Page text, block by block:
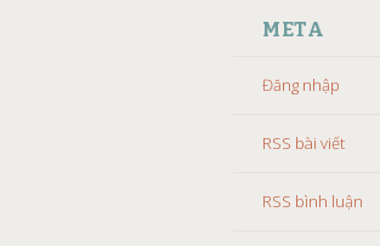
META
Đăng nhập
RSS bài viết
RSS bình luận